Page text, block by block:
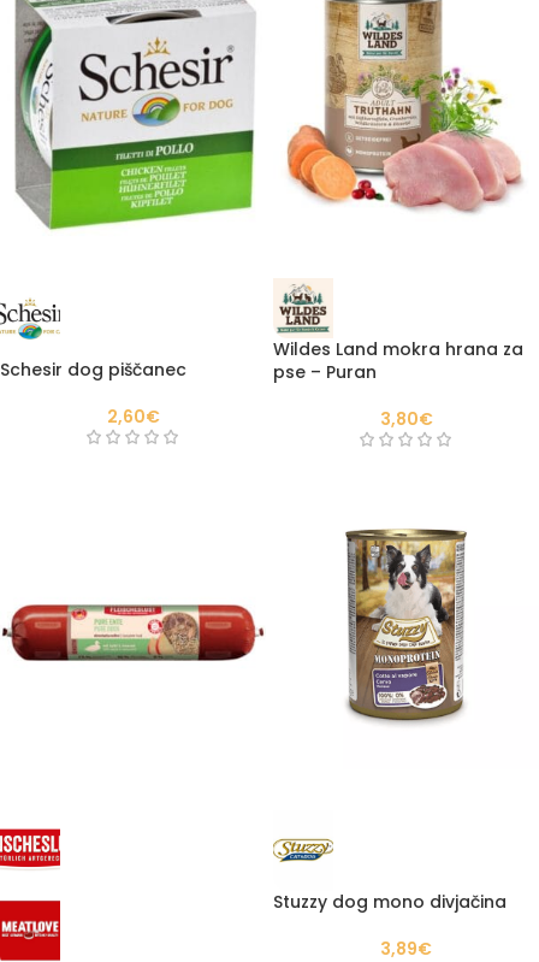
Schesir dog piščanec
2,60€
Wildes Land mokra hrana za
pse – Puran
3,80€
Stuzzy dog mono divjačina
3,89€